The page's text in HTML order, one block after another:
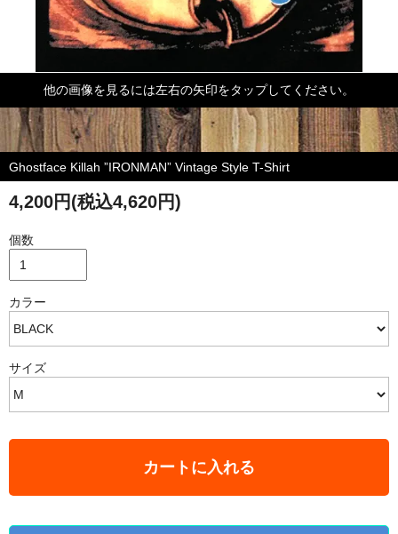
他の画像を見るには左右の矢印をタップしてください。
Ghostface Killah ”IRONMAN” Vintage Style T-Shirt
4,200円(税込4,620円)
個数
カラー
サイズ
カートに入れる